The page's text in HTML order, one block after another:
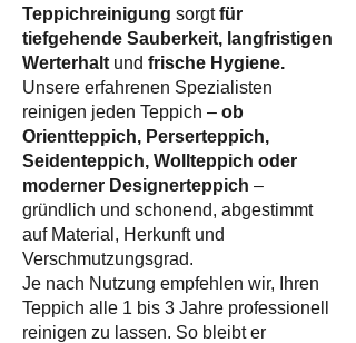
Teppichreinigung sorgtfür
tiefgehende Sauberkeit, langfristigen
Werterhalt und frische Hygiene.
Unsere erfahrenen Spezialisten
reinigen jeden Teppich – ob
Orientteppich, Perserteppich,
Seidenteppich, Wollteppich oder
moderner Designerteppich –
gründlich und schonend, abgestimmt
auf Material, Herkunft und
Verschmutzungsgrad.
Je nach Nutzung empfehlen wir, Ihren
Teppich alle 1 bis 3 Jahre professionell
reinigen zu lassen. So bleibt er